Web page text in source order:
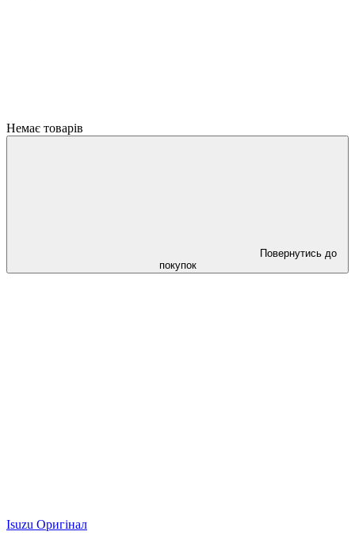
Немає товарів
Повернутись до
покупок
Isuzu Оригінал